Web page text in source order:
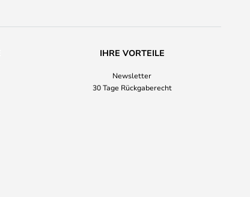
IHRE VORTEILE
Newsletter
30 Tage Rückgaberecht